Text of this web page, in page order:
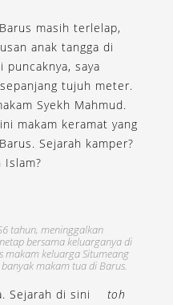
masih terlelap,
anak tangga di
puncaknya, saya
tujuh meter.
Syekh Mahmud.
makam keramat yang
Sejarah kamper?
Islam?
tahun, meninggalkan
bersama keluarganya di
makam keluarga Situmeang
makam tua di Barus.
Sejarah di sini
toh